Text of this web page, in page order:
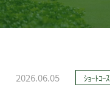
2026.06.05 ｼｮｰﾄｺｰｽ